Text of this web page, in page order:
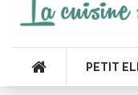
PETIT